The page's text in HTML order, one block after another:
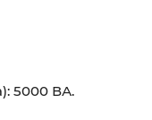
5000 ВА.